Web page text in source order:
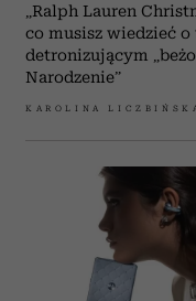
„Ralph Lauren
co musisz wiedzieć o
detronizującym
Narodzenie”
KAROLINA